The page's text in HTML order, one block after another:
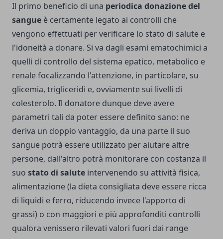
Il primo beneficio di una periodica donazione del
sangue è certamente legato ai controlli che
vengono effettuati per verificare lo stato di salute e
l'idoneità a donare. Si va dagli esami ematochimici a
quelli di controllo del sistema epatico, metabolico e
renale focalizzando l'attenzione, in particolare, su
glicemia, trigliceridi e, ovviamente sui livelli di
colesterolo. Il donatore dunque deve avere
parametri tali da poter essere definito sano: ne
deriva un doppio vantaggio, da una parte il suo
sangue potrà essere utilizzato per aiutare altre
persone, dall'altro potrà monitorare con costanza il
suo stato di salute intervenendo su attività fisica,
alimentazione (la dieta consigliata deve essere ricca
di liquidi e ferro, riducendo invece l'apporto di
grassi) o con maggiori e più approfonditi controlli
qualora venissero rilevati valori fuori dai range